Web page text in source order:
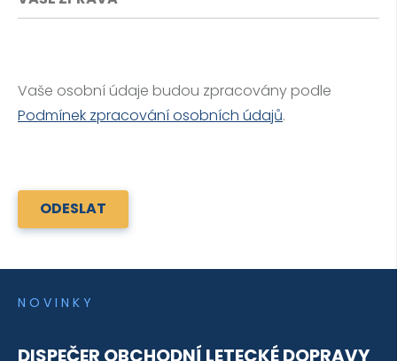
Vaše osobní údaje budou zpracovány podle
Podmínek zpracování osobních údajů.
ODESLAT
NOVINKY
DISPEČER OBCHODNÍ LETECKÉ DOPRAVY